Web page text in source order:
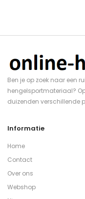
Ben je op zoek naar een
hengelsportmateriaal?
duizenden verschillende
Informatie
Home
Contact
Over ons
Webshop